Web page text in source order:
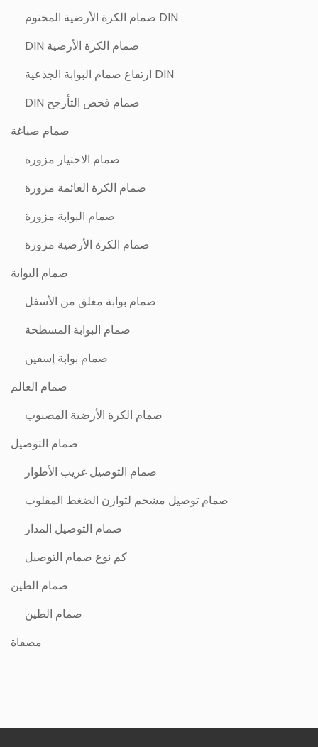
DIN صمام الكرة الأرضية المختوم
صمام الكرة الأرضية DIN
DIN ارتفاع صمام البوابة الجذعية
صمام فحص التأرجح DIN
صمام صياغة
صمام الاختيار مزورة
صمام الكرة العائمة مزورة
صمام البوابة مزورة
صمام الكرة الأرضية مزورة
صمام البوابة
صمام بوابة مغلق من الأسفل
صمام البوابة المسطحة
صمام بوابة إسفين
صمام العالم
صمام الكرة الأرضية المصبوب
صمام التوصيل
صمام التوصيل غريب الأطوار
صمام توصيل مشحم لتوازن الضغط المقلوب
صمام التوصيل المدار
كم نوع صمام التوصيل
صمام الطين
صمام الطين
مصفاة